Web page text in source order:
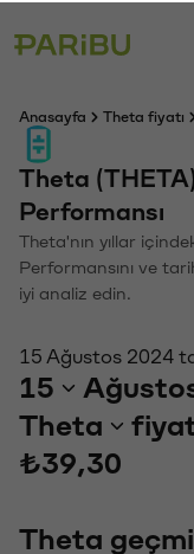
Anasayfa Theta fiyatı
Theta
Performansı
Theta'nın yıllar
Performansını ve
iyi analiz edin.
15 Ağustos 2024
15
Theta
₺39,30
Theta